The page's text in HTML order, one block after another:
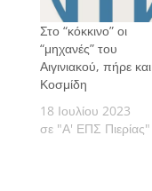
Στο “κόκκινο” οι
“μηχανές” του
Αιγινιακού, πήρε και
Κοσμίδη
18 Ιουλίου 2023
σε "Α' ΕΠΣ Πιερίας"